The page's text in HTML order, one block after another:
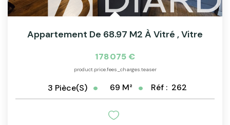
Appartement De 68.97 M2 À Vitré ,Vitre
178 075 €
product.price.fees_charges.teaser
3 Pièce(s) 69 M² Réf : 262